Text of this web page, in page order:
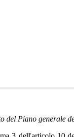
del Piano generale